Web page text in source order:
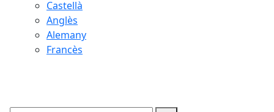
Castellà
Anglès
Alemany
Francès